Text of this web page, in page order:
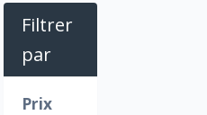
Filtrer
par
Prix